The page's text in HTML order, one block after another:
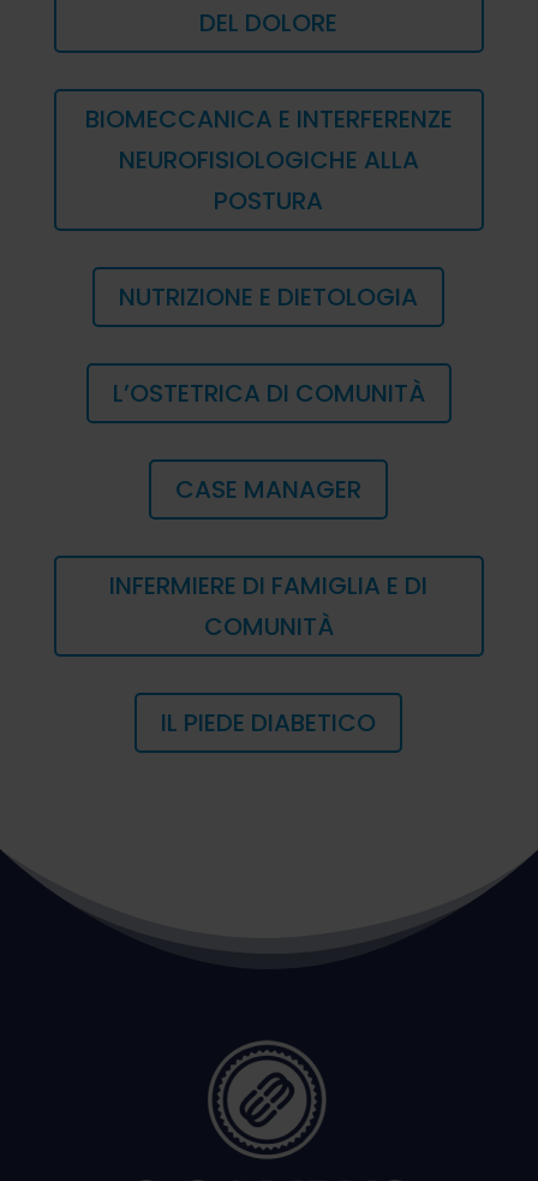
DEL DOLORE
BIOMECCANICA E INTERFERENZE
NEUROFISIOLOGICHE ALLA
POSTURA
NUTRIZIONE E DIETOLOGIA
L’OSTETRICA DI COMUNITÀ
CASE MANAGER
INFERMIERE DI FAMIGLIA E DI
COMUNITÀ
IL PIEDE DIABETICO